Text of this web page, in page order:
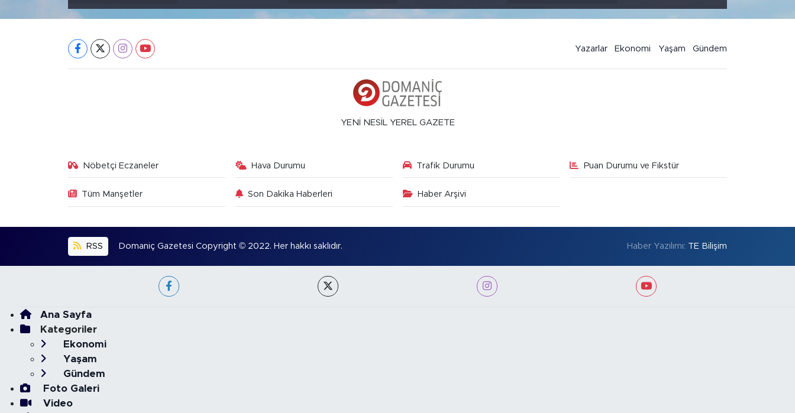
Yazarlar Ekonomi Yaşam Gündem
YENİ NESİL YEREL GAZETE
Nöbetçi Eczaneler Hava Durumu Trafik Durumu Puan Durumu ve Fikstür
Tüm Manşetler Son Dakika Haberleri Haber Arşivi
RSS Domaniç Gazetesi Copyright © 2022. Her hakkı saklıdır. Haber Yazılımı: TE Bilişim
Ana Sayfa
Kategoriler
Ekonomi
Yaşam
Gündem
Foto Galeri
Video